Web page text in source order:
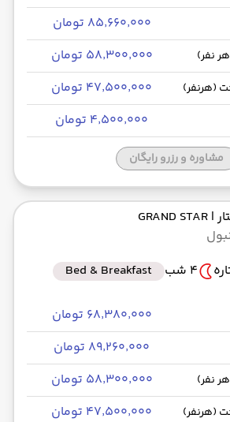
۸۵٬۶۶۰٬۰۰۰ تومان
نفر) ۵۸٬۳۰۰٬۰۰۰ تومان
(هرنفر) ۴۷٬۵۰۰٬۰۰۰ تومان
۴٬۵۰۰٬۰۰۰ تومان
مشاوره و رزرو رایگان
| GRAND STAR
4 شب Bed & Breakfast
۶۸٬۳۸۰٬۰۰۰ تومان
۸۹٬۲۶۰٬۰۰۰ تومان
نفر) ۵۸٬۳۰۰٬۰۰۰ تومان
(هرنفر) ۴۷٬۵۰۰٬۰۰۰ تومان